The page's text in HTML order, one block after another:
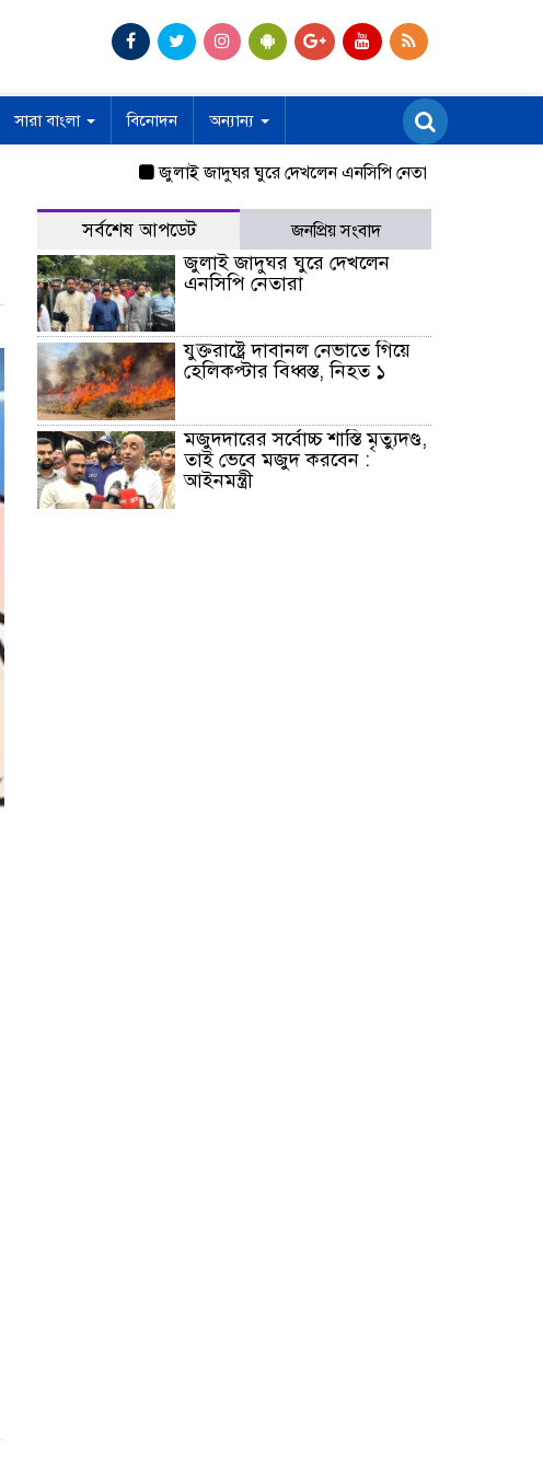
সারা বাংলা বিনোদন অন্যান্য
জুলাই জাদুঘর ঘুরে দেখলেন এনসিপি নেতারা
সর্বশেষ আপডেট জনপ্রিয় সংবাদ
জুলাই জাদুঘর ঘুরে দেখলেন
এনসিপি নেতারা
যুক্তরাষ্ট্রে দাবানল নেভাতে গিয়ে
হেলিকপ্টার বিধ্বস্ত, নিহত ১
মজুদদারের সর্বোচ্চ শাস্তি মৃত্যুদণ্ড,
তাই ভেবে মজুদ করবেন :
আইনমন্ত্রী